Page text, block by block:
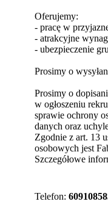
Oferujemy:
- pracę w
- atrakcyjne
- ubezpieczenie
Prosimy o
Prosimy o
w ogłoszeniu
sprawie ochrony
danych oraz
Zgodnie z art. 13
osobowych jest
Szczegółowe
Telefon: